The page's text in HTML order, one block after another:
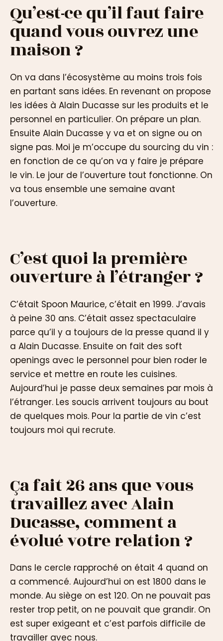
Qu’est-ce qu’il faut faire
quand vous ouvrez une
maison ?
On va dans l’écosystème au moins trois fois
en partant sans idées. En revenant on propose
les idées à Alain Ducasse sur les produits et le
personnel en particulier. On prépare un plan.
Ensuite Alain Ducasse y va et on signe ou on
signe pas. Moi je m’occupe du sourcing du vin :
en fonction de ce qu’on va y faire je prépare
le vin. Le jour de l’ouverture tout fonctionne. On
va tous ensemble une semaine avant
l’ouverture.
C’est quoi la première
ouverture à l’étranger ?
C’était Spoon Maurice, c’était en 1999. J’avais
à peine 30 ans. C’était assez spectaculaire
parce qu’il y a toujours de la presse quand il y
a Alain Ducasse. Ensuite on fait des soft
openings avec le personnel pour bien roder le
service et mettre en route les cuisines.
Aujourd’hui je passe deux semaines par mois à
l’étranger. Les soucis arrivent toujours au bout
de quelques mois. Pour la partie de vin c’est
toujours moi qui recrute.
Ça fait 26 ans que vous
travaillez avec Alain
Ducasse, comment a
évolué votre relation ?
Dans le cercle rapproché on était 4 quand on
a commencé. Aujourd’hui on est 1800 dans le
monde. Au siège on est 120. On ne pouvait pas
rester trop petit, on ne pouvait que grandir. On
est super exigeant et c’est parfois difficile de
travailler avec nous.